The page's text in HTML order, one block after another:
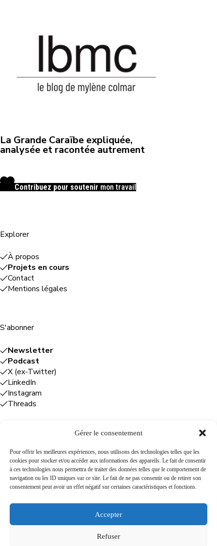
Gérer le consentement
Pour offrir les meilleures expériences, nous utilisons des technologies telles que les
cookies pour stocker et/ou accéder aux informations des appareils. Le fait de consentir
à ces technologies nous permettra de traiter des données telles que le comportement de
navigation ou les ID uniques sur ce site. Le fait de ne pas consentir ou de retirer son
consentement peut avoir un effet négatif sur certaines caractéristiques et fonctions.
Accepter
Refuser
La Grande Caraïbe expliquée,
analysée et racontée autrement
Contribuez pour soutenir mon travail
Explorer
À propos
Projets en cours
Contact
Mentions légales
S'abonner
Newsletter
Podcast
X (ex-Twitter)
LinkedIn
Instagram
Threads
Plume Caraïbe: conseil éditorial +
rédaction
Foodîles Agency: lab + média + événement
Cuisines mobiles